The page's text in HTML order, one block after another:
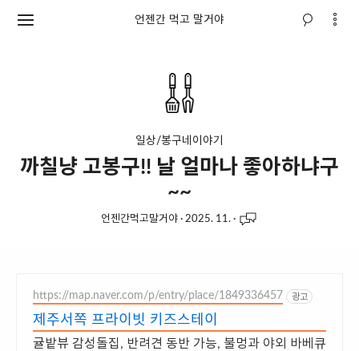
언젠간 먹고 말거야
일상/봉구네이야기
까칠냥 고봉구!! 날 얼마나 좋아하냐구
~~
언젠간먹고말거야 · 2025. 11. ·
https://map.naver.com/p/entry/place/1849336457 광고
제주서쪽 프라이빗 키즈스테이
귤밭뷰 감성돌집, 반려견 동반 가능, 불멍과 야외 바베큐